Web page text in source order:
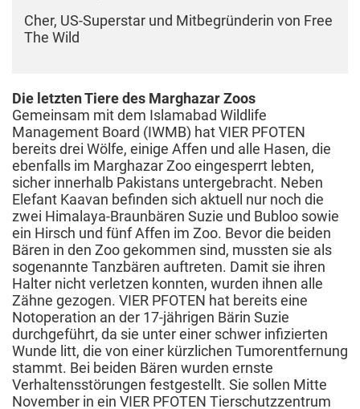
Cher, US-Superstar und Mitbegründerin von Free
The Wild
Die letzten Tiere des Marghazar Zoos
Gemeinsam mit dem Islamabad Wildlife
Management Board (IWMB) hat VIER PFOTEN
bereits drei Wölfe, einige Affen und alle Hasen, die
ebenfalls im Marghazar Zoo eingesperrt lebten,
sicher innerhalb Pakistans untergebracht. Neben
Elefant Kaavan befinden sich aktuell nur noch die
zwei Himalaya-Braunbären Suzie und Bubloo sowie
ein Hirsch und fünf Affen im Zoo. Bevor die beiden
Bären in den Zoo gekommen sind, mussten sie als
sogenannte Tanzbären auftreten. Damit sie ihren
Halter nicht verletzen konnten, wurden ihnen alle
Zähne gezogen. VIER PFOTEN hat bereits eine
Notoperation an der 17-jährigen Bärin Suzie
durchgeführt, da sie unter einer schwer infizierten
Wunde litt, die von einer kürzlichen Tumorentfernung
stammt. Bei beiden Bären wurden ernste
Verhaltensstörungen festgestellt. Sie sollen Mitte
November in ein VIER PFOTEN Tierschutzzentrum